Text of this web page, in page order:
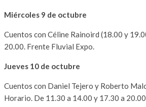
Miércoles 9 de octubre
Cuentos con Céline Rainoird (18.00 y
20.00. Frente Fluvial Expo.
Jueves 10 de octubre
Cuentos con Daniel Tejero y Roberto
Horario. De 11.30 a 14.00 y 17.30 a